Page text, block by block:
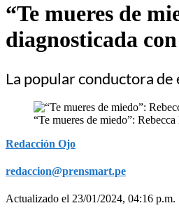
“Te mueres de
diagnosticada
La popular conductora
“Te mueres de miedo”:
Redacción Ojo
redaccion@prensmart.pe
Actualizado el 23/01/2024, 04:16 p.m.